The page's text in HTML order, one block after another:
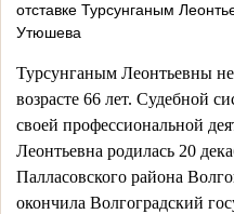
отставке Турсунганым
Утюшева
Турсунганым Леонтьевны
возрасте 66 лет. Судебной
своей профессиональной
Леонтьевна родилась 20
Палласовского района
окончила Волгоградский